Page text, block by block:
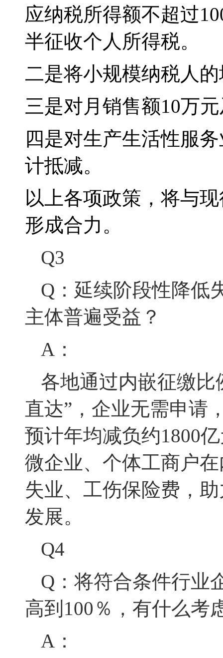
应纳税所得额不超过
半征收个人所得税。
二是将小规模纳税人
三是对月销售额10万
四是对生产生活性服
计抵减。
以上各项政策，将与
形成合力。
Q3
Q：延续阶段性降低
主体普遍受益？
A：
各地通过内嵌征缴比
直达”，企业无需申请
预计年均减负约1800
微企业、个体工商户
失业、工伤保险费，
发展。
Q4
Q：将符合条件行业
高到100％，有什么考
A：